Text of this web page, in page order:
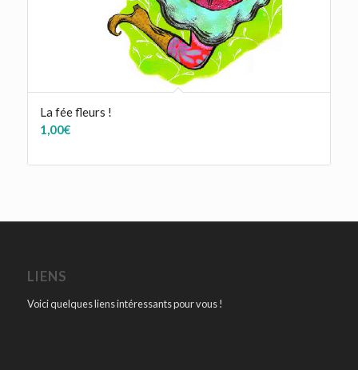
La fée fleurs !
1,00€
LIENS
Voici quelques liens intéressants pour vous !